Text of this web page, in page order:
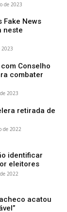
de 2023
Fake News
neste
2023
Conselho
combater
2023
retirada de
de 2022
identificar
eleitores
2022
acatou